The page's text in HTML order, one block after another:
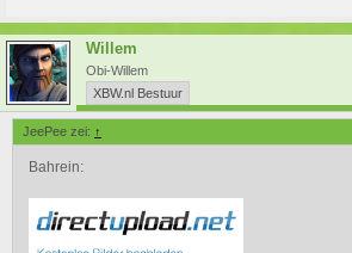
Willem
Obi-Willem
XBW.nl Bestuur
JeePee zei: ↑
Bahrein: